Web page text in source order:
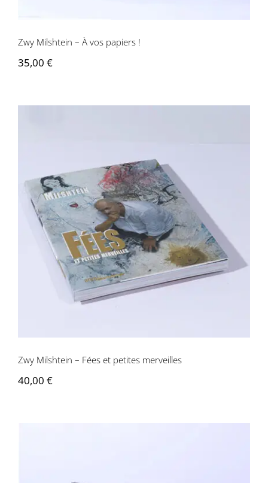
Zwy Milshtein – À vos papiers !
35,00 €
Zwy Milshtein – Fées et petites
merveilles
Zwy Milshtein – Fées et petites merveilles
40,00 €